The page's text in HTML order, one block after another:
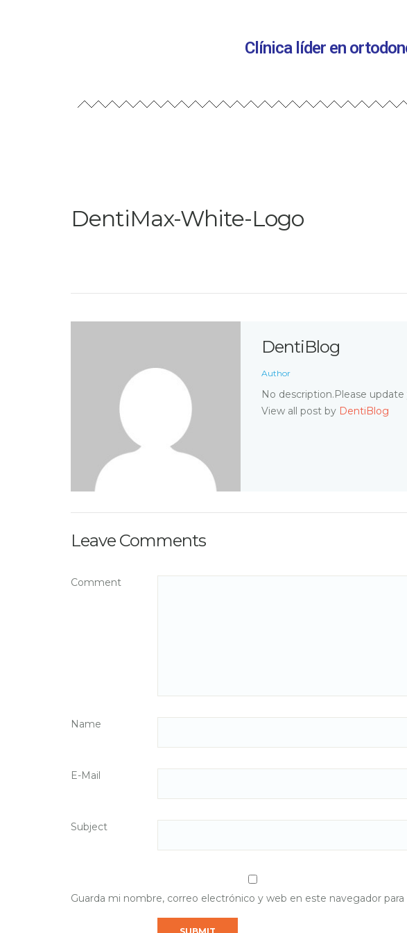
Clínica líder en
DentiMax-White-Logo
DentiBlog
Author
No description.Please
View all post by DentiBlog
Leave Comments
Comment
Name
E-Mail
Subject
Guarda mi nombre, correo electrónico y web en este navegador